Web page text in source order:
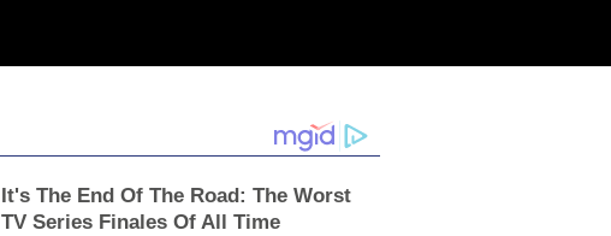
It's The End Of The Road: The Worst
TV Series Finales Of All Time